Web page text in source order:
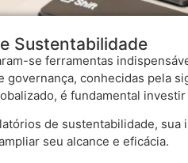
Sustentabilidade
se ferramentas
conhecidas pela
é fundamental
de sustentabilidade,
seu alcance e eficácia.